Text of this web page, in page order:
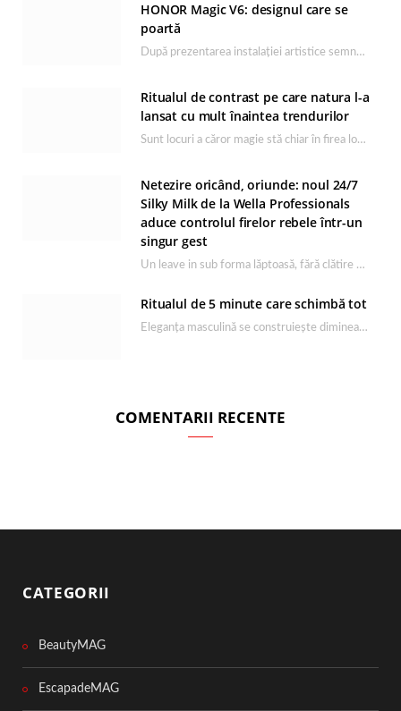
HONOR Magic V6: designul care se
poartă
După prezentarea instalației artistice semnată de Catrinel Săbăciag în cadrul evenimentului de lansare HONOR Magic…
Ritualul de contrast pe care natura l-a
lansat cu mult înaintea trendurilor
Sunt locuri a căror magie stă chiar în firea lor naturală, iar Lacul Ursu din…
Netezire oricând, oriunde: noul 24/7
Silky Milk de la Wella Professionals
aduce controlul firelor rebele într-un
singur gest
Un leave in sub forma lăptoasă, fără clătire care completează rutina Ultimate Smooth și transformă…
Ritualul de 5 minute care schimbă tot
Eleganța masculină se construiește dimineața, în câteva minute și cu produsele potrivite. O rutină de…
COMENTARII RECENTE
CATEGORII
BeautyMAG
EscapadeMAG